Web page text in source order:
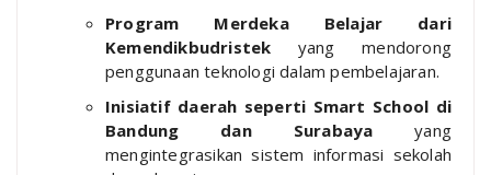
Program Merdeka Belajar dari
Kemendikbudristek yang mendorong
penggunaan teknologi dalam pembelajaran.
Inisiatif daerah seperti Smart School di
Bandung dan Surabaya yang
mengintegrasikan sistem informasi sekolah